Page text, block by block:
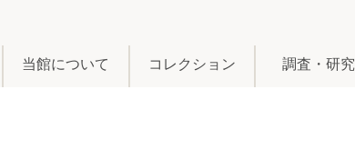
当館について コレクション 調査・研究